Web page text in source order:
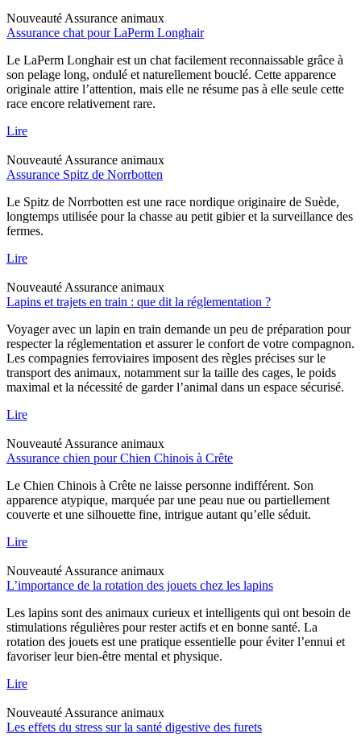
Nouveauté Assurance animaux
Assurance chat pour LaPerm Longhair
Le LaPerm Longhair est un chat facilement reconnaissable grâce à
son pelage long, ondulé et naturellement bouclé. Cette apparence
originale attire l’attention, mais elle ne résume pas à elle seule cette
race encore relativement rare.
Lire
Nouveauté Assurance animaux
Assurance Spitz de Norrbotten
Le Spitz de Norrbotten est une race nordique originaire de Suède,
longtemps utilisée pour la chasse au petit gibier et la surveillance des
fermes.
Lire
Nouveauté Assurance animaux
Lapins et trajets en train : que dit la réglementation ?
Voyager avec un lapin en train demande un peu de préparation pour
respecter la réglementation et assurer le confort de votre compagnon.
Les compagnies ferroviaires imposent des règles précises sur le
transport des animaux, notamment sur la taille des cages, le poids
maximal et la nécessité de garder l’animal dans un espace sécurisé.
Lire
Nouveauté Assurance animaux
Assurance chien pour Chien Chinois à Crête
Le Chien Chinois à Crête ne laisse personne indifférent. Son
apparence atypique, marquée par une peau nue ou partiellement
couverte et une silhouette fine, intrigue autant qu’elle séduit.
Lire
Nouveauté Assurance animaux
L’importance de la rotation des jouets chez les lapins
Les lapins sont des animaux curieux et intelligents qui ont besoin de
stimulations régulières pour rester actifs et en bonne santé. La
rotation des jouets est une pratique essentielle pour éviter l’ennui et
favoriser leur bien-être mental et physique.
Lire
Nouveauté Assurance animaux
Les effets du stress sur la santé digestive des furets